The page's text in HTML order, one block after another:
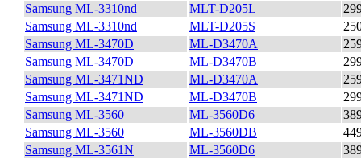
Samsung ML-3310nd
MLT-D205L
Samsung ML-3310nd
MLT-D205S
Samsung ML-3470D
ML-D3470A
Samsung ML-3470D
ML-D3470B
Samsung ML-3471ND
ML-D3470A
Samsung ML-3471ND
ML-D3470B
Samsung ML-3560
ML-3560D6
Samsung ML-3560
ML-3560DB
Samsung ML-3561N
ML-3560D6